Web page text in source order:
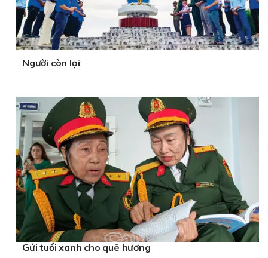
Người còn lại
Gửi tuổi xanh cho quê hương